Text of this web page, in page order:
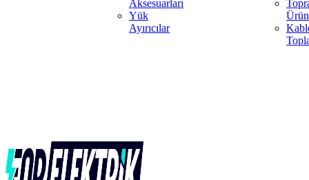
Aksesuarları
Yük
Ayırıcılar